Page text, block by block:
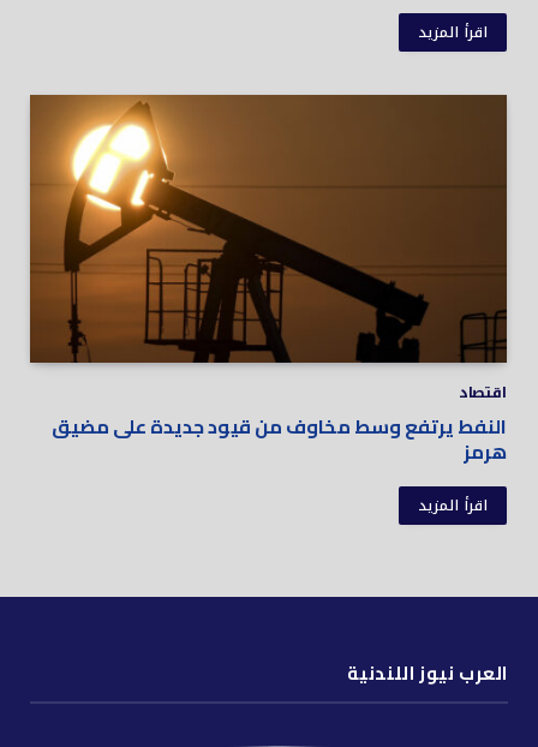
اقرأ المزيد
اقتصاد
النفط يرتفع وسط مخاوف من قيود جديدة على مضيق
هرمز
اقرأ المزيد
العرب نيوز اللندنية